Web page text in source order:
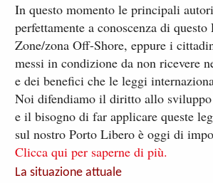
In questo momento le principali
perfettamente a conoscenza di
Zone/zona Off-Shore, eppure i
messi in condizione da non ricevere
e dei benefici che le leggi
Noi difendiamo il diritto allo
e il bisogno di far applicare queste
sul nostro Porto Libero è oggi di
Clicca qui per saperne di più.
La situazione attuale